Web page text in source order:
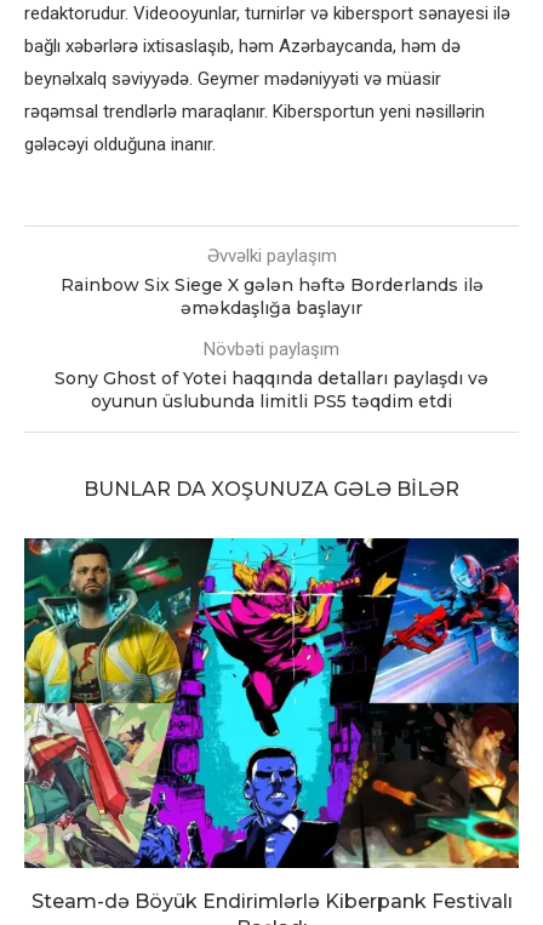
redaktorudur. Videooyunlar, turnirlər və kibersport sənayesi ilə
bağlı xəbərlərə ixtisaslaşıb, həm Azərbaycanda, həm də
beynəlxalq səviyyədə. Geymer mədəniyyəti və müasir
rəqəmsal trendlərlə maraqlanır. Kibersportun yeni nəsillərin
gələcəyi olduğuna inanır.
Əvvəlki paylaşım
Rainbow Six Siege X gələn həftə Borderlands ilə
əməkdaşlığa başlayır
Növbəti paylaşım
Sony Ghost of Yotei haqqında detalları paylaşdı və
oyunun üslubunda limitli PS5 təqdim etdi
BUNLAR DA XOŞUNUZA GƏLƏ BILƏR
Steam-də Böyük Endirimlərlə Kiberpank Festivalı